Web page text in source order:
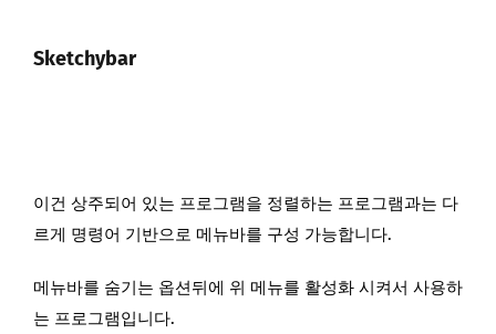
Sketchybar
이건 상주되어 있는 프로그램을 정렬하는 프로그램과는 다
르게 명령어 기반으로 메뉴바를 구성 가능합니다.
메뉴바를 숨기는 옵션뒤에 위 메뉴를 활성화 시켜서 사용하
는 프로그램입니다.